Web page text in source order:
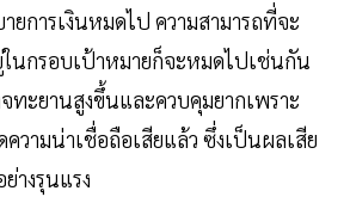
ยการเงินหมดไป ความสามารถที่จะ
นกรอบเป้าหมายก็จะหมดไปเช่นกัน
ทะยานสูงขึ้นและควบคุมยากเพราะ
ความน่าเชื่อถือเสียแล้ว ซึ่งเป็นผลเสีย
างรุนแรง